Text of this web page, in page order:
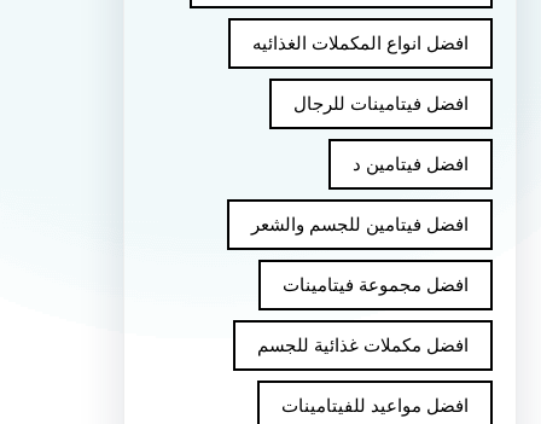
افضل انواع المكملات الغذائيه
افضل فيتامينات للرجال
افضل فيتامين د
افضل فيتامين للجسم والشعر
افضل مجموعة فيتامينات
افضل مكملات غذائية للجسم
افضل مواعيد للفيتامينات